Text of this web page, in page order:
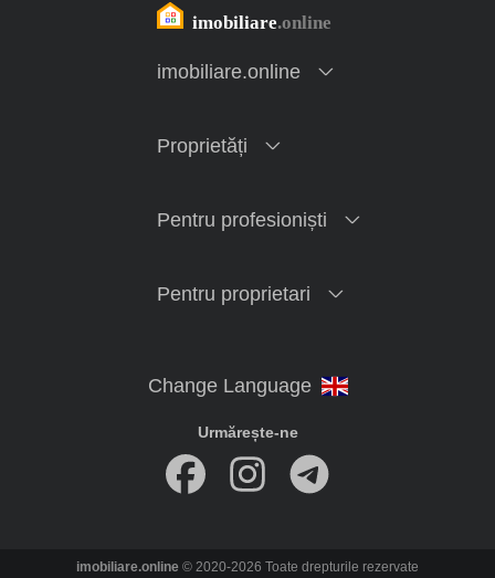
imobiliare.online
Proprietăți
Pentru profesioniști
Pentru proprietari
Urmărește-ne
imobiliare.online © 2020-2026 Toate drepturile rezervate